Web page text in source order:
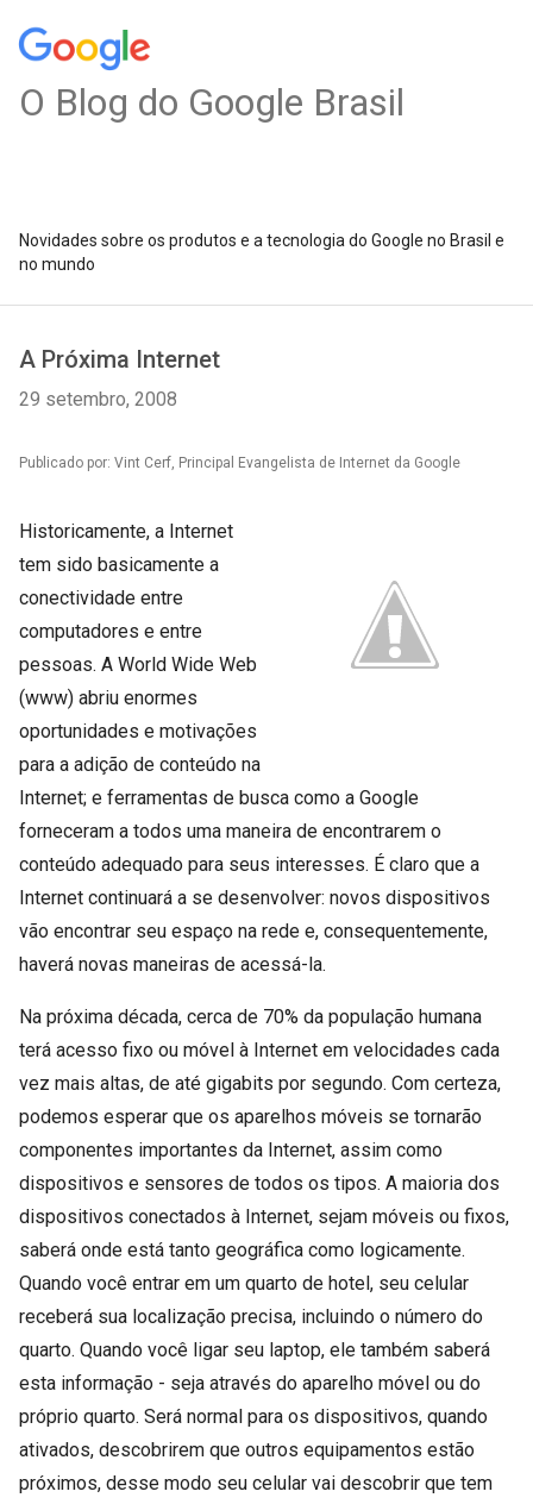
O Blog do Google Brasil
Novidades sobre os produtos e a tecnologia do Google no Brasil e
no mundo
A Próxima Internet
29 setembro, 2008
Publicado por: Vint Cerf, Principal Evangelista de Internet da Google
Historicamente, a Internet
tem sido basicamente a
conectividade entre
computadores e entre
pessoas. A World Wide Web
(www) abriu enormes
oportunidades e motivações
para a adição de conteúdo na
Internet; e ferramentas de busca como a Google
forneceram a todos uma maneira de encontrarem o
conteúdo adequado para seus interesses. É claro que a
Internet continuará a se desenvolver: novos dispositivos
vão encontrar seu espaço na rede e, consequentemente,
haverá novas maneiras de acessá-la.
Na próxima década, cerca de 70% da população humana
terá acesso fixo ou móvel à Internet em velocidades cada
vez mais altas, de até gigabits por segundo. Com certeza,
podemos esperar que os aparelhos móveis se tornarão
componentes importantes da Internet, assim como
dispositivos e sensores de todos os tipos. A maioria dos
dispositivos conectados à Internet, sejam móveis ou fixos,
saberá onde está tanto geográfica como logicamente.
Quando você entrar em um quarto de hotel, seu celular
receberá sua localização precisa, incluindo o número do
quarto. Quando você ligar seu laptop, ele também saberá
esta informação - seja através do aparelho móvel ou do
próprio quarto. Será normal para os dispositivos, quando
ativados, descobrirem que outros equipamentos estão
próximos, desse modo seu celular vai descobrir que tem